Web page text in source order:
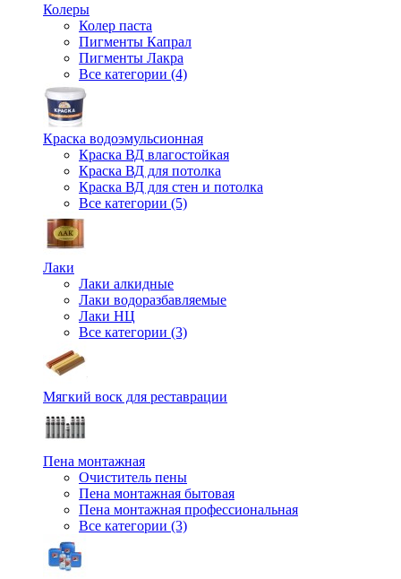
Колеры
Колер паста
Пигменты Капрал
Пигменты Лакра
Все категории (4)
Краска водоэмульсионная
Краска ВД влагостойкая
Краска ВД для потолка
Краска ВД для стен и потолка
Все категории (5)
Лаки
Лаки алкидные
Лаки водоразбавляемые
Лаки НЦ
Все категории (3)
Мягкий воск для реставрации
Пена монтажная
Очиститель пены
Пена монтажная бытовая
Пена монтажная профессиональная
Все категории (3)